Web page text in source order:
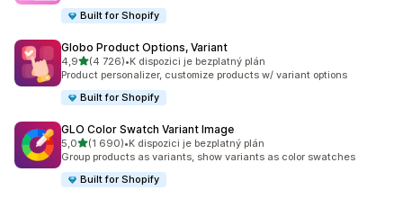
Built for Shopify
Globo Product Options, Variant
4,9z 5 hvězd
(4 726)
Celkový počet recenzí: 4726
•K dispozici je bezplatný plán
Product personalizer, customize products w/ variant options
Built for Shopify
GLO Color Swatch Variant Image
5,0z 5 hvězd
(1 690)
Celkový počet recenzí: 1690
•K dispozici je bezplatný plán
Group products as variants, show variants as color swatches
Built for Shopify